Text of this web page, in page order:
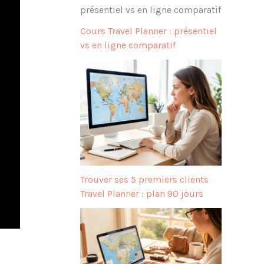
Cours Travel Planner : présentiel
vs en ligne comparatif
Trouver ses 5 premiers clients
Travel Planner : plan 90 jours